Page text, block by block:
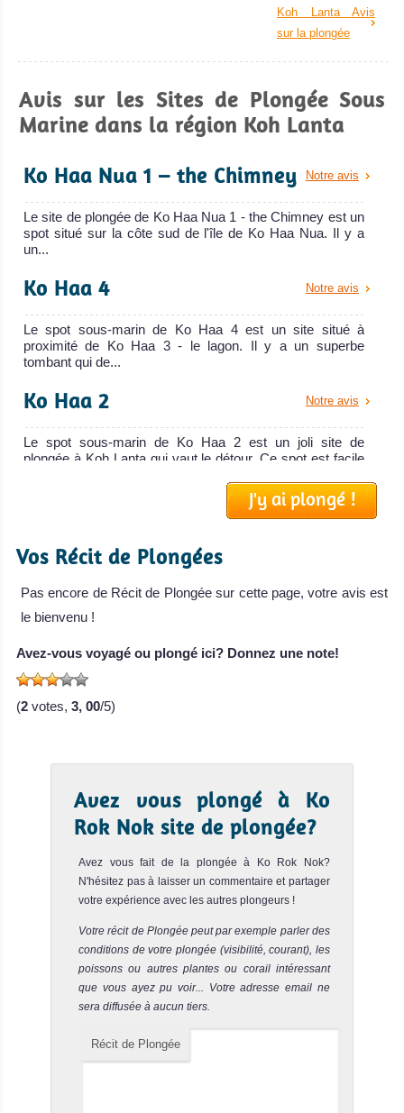
Koh Lanta Avis
sur la plongée
Avis sur les Sites de Plongée Sous
Marine dans la région Koh Lanta
Notre avis
Ko Haa Nua 1 – the Chimney
Le site de plongée de Ko Haa Nua 1 - the Chimney est un
spot situé sur la côte sud de l'île de Ko Haa Nua. Il y a
un...
Notre avis
Ko Haa 4
Le spot sous-marin de Ko Haa 4 est un site situé à
proximité de Ko Haa 3 - le lagon. Il y a un superbe
tombant qui de...
Notre avis
Ko Haa 2
Le spot sous-marin de Ko Haa 2 est un joli site de
plongée à Koh Lanta qui vaut le détour. Ce spot est facile
Notre avis
Hin Daeng est l'un des plus beaux sites de plongée sous
marine de Thaïlande! Ce spot est très célèbre pour y
avo...
Hin Muang
Thailande. Il est situé à peine 500m d'un autre super spot
de pl...
situé à 30 km au sud de Koh Lanta. La profondeur
maximale est...
Ko Haa Yai 5 – The Cathedral
Le site de plongée de Ko Haa Yai 5 est également appelé
the Cathedral.Ce spot sous-marin est situé à 30 minutes
Notre avis
Ko Haa 3 – Lagoon
Le site de plongée Ko Haa 3 est également appelé The
J'y ai plongé !
Vos Récit de Plongées
Pas encore de Récit de Plongée sur cette page, votre avis est
le bienvenu !
Avez-vous voyagé ou plongé ici? Donnez une note!
(2 votes, 3, 00/5)
Avez vous plongé à Ko
Rok Nok site de plongée?
Avez vous fait de la plongée à Ko Rok Nok?
N'hésitez pas à laisser un commentaire et partager
votre expérience avec les autres plongeurs !
Votre récit de Plongée peut par exemple parler des
conditions de votre plongée (visibilité, courant), les
poissons ou autres plantes ou corail intéressant
que vous ayez pu voir... Votre adresse email ne
sera diffusée à aucun tiers.
Récit de Plongée